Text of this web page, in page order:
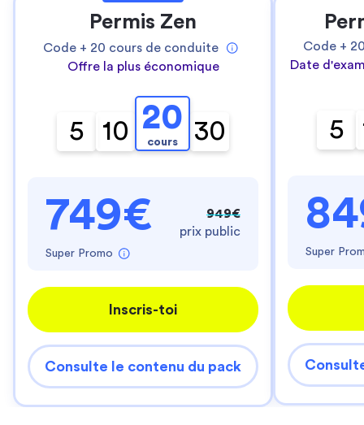
Permis Zen
Code + 20 cours de conduite
Offre la plus économique
5 10 20
cours 30
749€
Super Promo
949€
prix public
Inscris-toi
Consulte le contenu du pack
Code +
Date
5
Super